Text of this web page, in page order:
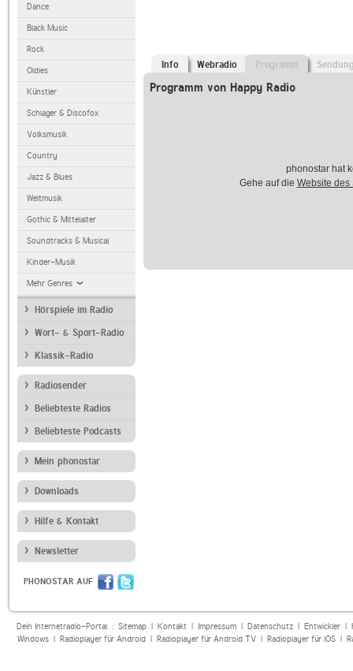
Dance
Black Music
Rock
Oldies
Künstler
Schlager & Discofox
Volksmusik
Country
Jazz & Blues
Weltmusik
Gothic & Mittelalter
Soundtracks & Musical
Kinder-Musik
Mehr Genres
Hörspiele im Radio
Wort- & Sport-Radio
Klassik-Radio
Radiosender
Beliebteste Radios
Beliebteste Podcasts
Mein phonostar
Downloads
Hilfe & Kontakt
Newsletter
PHONOSTAR AUF
Info Webradio Programm
Programm von Happy Radio
phonostar hat
Gehe auf die Website des
Dein Internetradio-Portal : Sitemap| Kontakt| Impressum| Datenschutz| Entwickler|
Windows| Radioplayer für Android| Radioplayer für Android TV| Radioplayer für iOS|